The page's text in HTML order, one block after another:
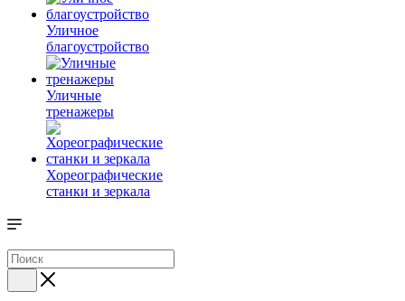
Уличное
благоустройство
Уличные
тренажеры
Хореографические
станки и зеркала